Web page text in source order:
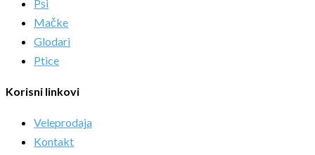
Psi
Mačke
Glodari
Ptice
Korisni linkovi
Veleprodaja
Kontakt